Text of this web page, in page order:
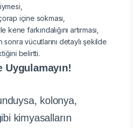
içine sokması,
farkındalığını artırması,
vücutlarını detaylı şekilde
belirtti.
Uygulamayın!
kolonya,
kimyasalların